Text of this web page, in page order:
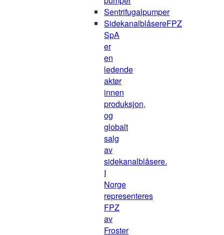
Sentrifugalpumper
SidekanalblåsereFPZ
SpA
er
en
ledende
aktør
innen
produksjon,
og
globalt
salg
av
sidekanalblåsere.
I
Norge
representeres
FPZ
av
Froster